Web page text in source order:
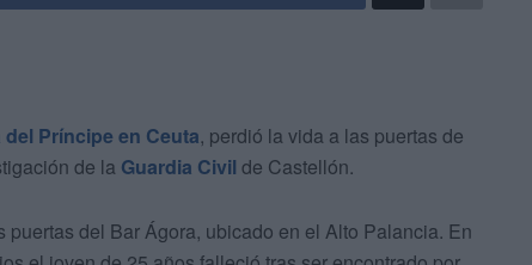
del Príncipe en Ceuta, perdió la vida a las puertas de
de la Guardia Civil de Castellón.
del Bar Ágora, ubicado en el Alto Palancia. En